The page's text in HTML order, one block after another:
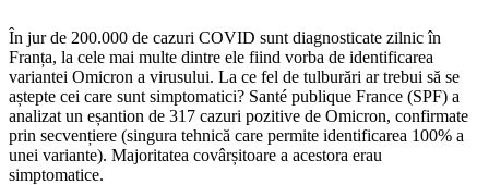
În jur de 200.000 de cazuri COVID sunt diagnosticate zilnic în
Franța, la cele mai multe dintre ele fiind vorba de identificarea
variantei Omicron a virusului. La ce fel de tulburări ar trebui să se
aștepte cei care sunt simptomatici? Santé publique France (SPF) a
analizat un eșantion de 317 cazuri pozitive de Omicron, confirmate
prin secvențiere (singura tehnică care permite identificarea 100% a
unei variante). Majoritatea covârșitoare a acestora erau
simptomatice.